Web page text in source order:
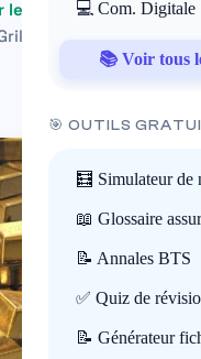
💻 Com. Digitale
📚 Voir tous
🎯 OUTILS
🧮 Simulateur de
📖 Glossaire
📝 Annales BTS
✅ Quiz de
📝 Générateur
le 11 juillet 2026